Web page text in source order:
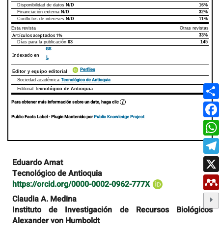
Declaraciones de autoríaEste artículo
Disponibilidad de datos N/D
16%
Financiación externa N/D
32%
Conflictos de intereses N/D
11%
Esta revista
Otras revistas
Artículos aceptados 1%
33%
Días para la publicación 63 145
Indexado en
GS
L
Editor y equipo editorial Perfiles
Sociedad académica Tecnológico de Antioquia
Editorial Tecnológico de Antioquia
Para obtener más información sobre un dato, haga clic
Public Facts Label- Plugin Mantenido porPublic Knowledge Project
Contenido
principal
del
artículo
Eduardo Amat
Tecnológico de Antioquia
https://orcid.org/0000-0002-0962-777X
Claudia A. Medina
Instituto de Investigación de Recursos Biológicos
Alexander von Humboldt